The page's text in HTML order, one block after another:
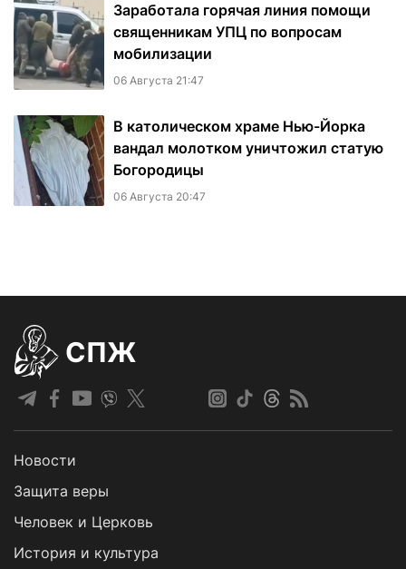
Заработала горячая линия помощи
священникам УПЦ по вопросам
мобилизации
06 Августа 21:47
В католическом храме Нью-Йорка
вандал молотком уничтожил статую
Богородицы
06 Августа 20:47
СПЖ
Новости
Защита веры
Человек и Церковь
История и культура